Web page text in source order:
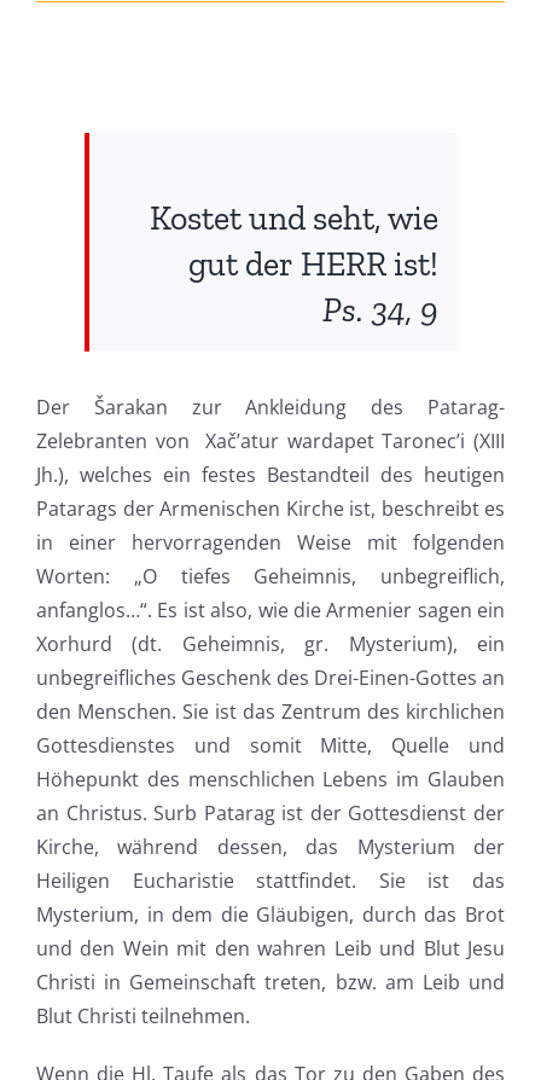
Kostet und seht, wie
gut der HERR ist!
Ps. 34, 9
Der Šarakan zur Ankleidung des Patarag-
Zelebranten von Xač’atur wardapet Taronec’i (XIII
Jh.), welches ein festes Bestandteil des heutigen
Patarags der Armenischen Kirche ist, beschreibt es
in einer hervorragenden Weise mit folgenden
Worten: „O tiefes Geheimnis, unbegreiflich,
anfanglos…“. Es ist also, wie die Armenier sagen ein
Xorhurd (dt. Geheimnis, gr. Mysterium), ein
unbegreifliches Geschenk des Drei-Einen-Gottes an
den Menschen. Sie ist das Zentrum des kirchlichen
Gottesdienstes und somit Mitte, Quelle und
Höhepunkt des menschlichen Lebens im Glauben
an Christus. Surb Patarag ist der Gottesdienst der
Kirche, während dessen, das Mysterium der
Heiligen Eucharistie stattfindet. Sie ist das
Mysterium, in dem die Gläubigen, durch das Brot
und den Wein mit den wahren Leib und Blut Jesu
Christi in Gemeinschaft treten, bzw. am Leib und
Blut Christi teilnehmen.
Wenn die Hl. Taufe als das Tor zu den Gaben des